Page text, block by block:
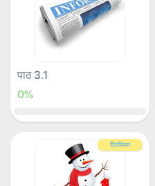
पाठ 3.1
0%
प्रिमियम